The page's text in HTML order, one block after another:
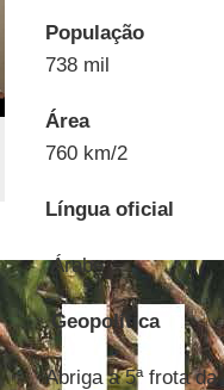
População
738 mil
Área
760 km/2
Língua oficial
Árabe
Geopolítica
Abriga a 5ª frota